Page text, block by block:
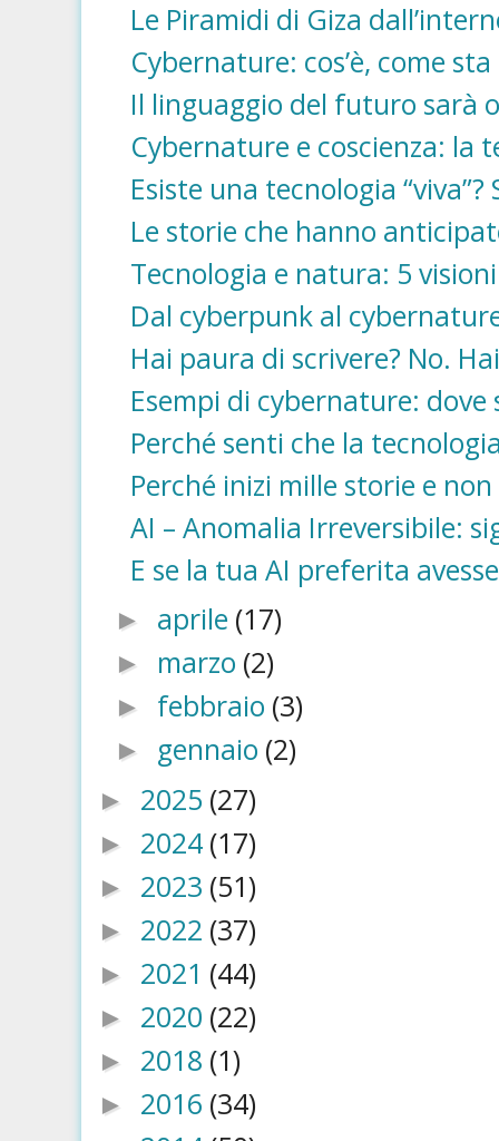
Le Piramidi di Giza
Cybernature: cos’è, come
Il linguaggio del futuro sarà
Cybernature e coscienza: la
Esiste una tecnologia
Le storie che hanno
Tecnologia e natura: 5
Dal cyberpunk al
Hai paura di scrivere? No.
Esempi di cybernature:
Perché senti che la
Perché inizi mille storie e
AI – Anomalia Irreversibile:
E se la tua AI preferita
► aprile (17)
► marzo (2)
► febbraio (3)
► gennaio (2)
► 2025 (27)
► 2024 (17)
► 2023 (51)
► 2022 (37)
► 2021 (44)
► 2020 (22)
► 2018 (1)
► 2016 (34)